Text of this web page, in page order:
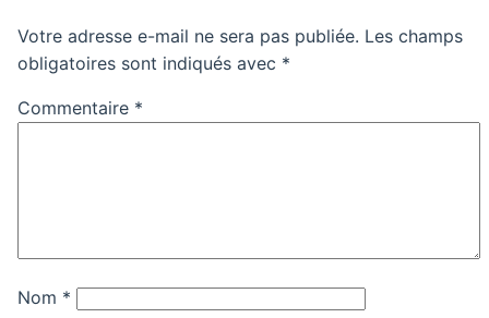
Votre adresse e-mail ne sera pas publiée. Les champs
obligatoires sont indiqués avec *
Commentaire *
Nom *